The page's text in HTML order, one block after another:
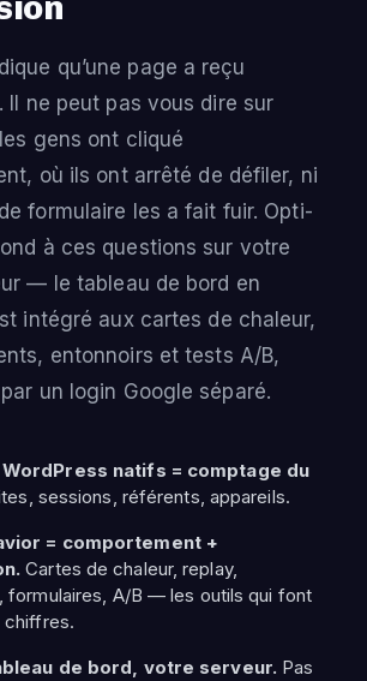
qu’une page a reçu
Il ne peut pas vous dire sur
gens ont cliqué
où ils ont arrêté de défiler, ni
formulaire les a fait fuir. Opti-
à ces questions sur votre
— le tableau de bord en
intégré aux cartes de chaleur,
entonnoirs et tests A/B,
un login Google séparé.
natifs = comptage du
sessions, référents, appareils.
= comportement +
Cartes de chaleur, replay,
formulaires, A/B — les outils qui font
chiffres.
de bord, votre serveur. Pas